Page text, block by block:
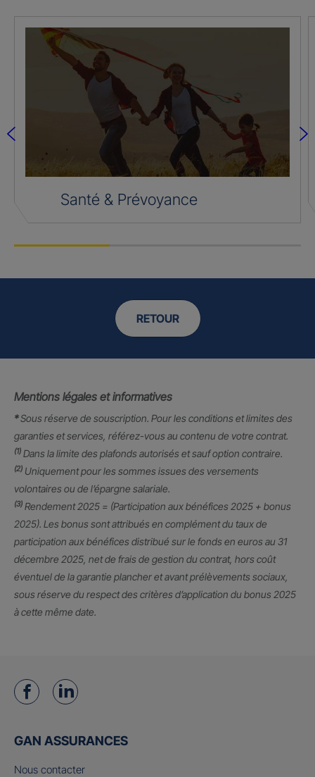
Santé & Prévoyance
RETOUR
Mentions légales et informatives
*Sous réserve de souscription. Pour les conditions et limites des
garanties et services, référez-vous au contenu de votre contrat.
(1) Dans la limite des plafonds autorisés et sauf option contraire.
(2) Uniquement pour les sommes issues des versements
volontaires ou de l’épargne salariale.
(3) Rendement 2025 = (Participation aux bénéfices 2025 + bonus
2025). Les bonus sont attribués en complément du taux de
participation aux bénéfices distribué sur le fonds en euros au 31
décembre 2025, net de frais de gestion du contrat, hors coût
éventuel de la garantie plancher et avant prélèvements sociaux,
sous réserve du respect des critères d’application du bonus 2025
à cette même date.
GAN ASSURANCES
Nous contacter